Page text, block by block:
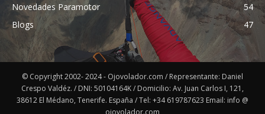
Novedades Paramotor
54
Blogs
47
© Copyright 2002- 2024 - Ojovolador.com / Representante: Daniel
Crespo Valdéz. / DNI: 50104164K / Domicilio: Av. Juan Carlos I, 121,
38612 El Médano, Tenerife. España / Tel: +34 619787623 Email: info @
ojovolador.com